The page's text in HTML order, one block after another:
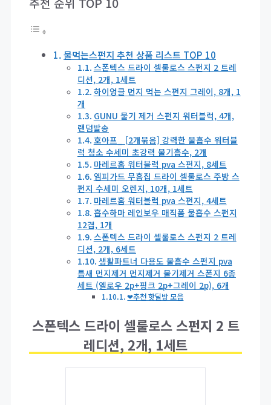
물먹는스펀지 추천 상품 리스트 TOP 10
스폰텍스 드라이 셀룰로스 스펀지 2 트레
디션, 2개, 1세트
하이엉클 먼지 먹는 스펀지 그레이, 8개, 1
개
GUNU 물기 제거 스펀지 워터블럭, 4개,
랜덤발송
호아프_ [2개묶음] 강력한 물흡수 워터블
럭 청소 수세미 초강력 물기흡수, 2개
마레르홈 워터블럭 pva 스펀지, 8세트
엠피가드 무흠집 드라이 셀룰로스 주방 스
펀지 수세미 오렌지, 10개, 1세트
마레르홈 워터블럭 pva 스펀지, 4세트
흡수하마 레인보우 매직폼 물흡수 스펀지
12겹, 1개
스폰텍스 드라이 셀룰로스 스펀지 2 트레
디션, 2개, 6세트
생활파트너 다용도 물흡수 스펀지 pva
틈새 먼지제거 먼지제거 물기제거 스폰지 6종
세트 (옐로우 2p+핑크 2p+그레이 2p), 6개
❤추천 핫딜방 모음
스폰텍스 드라이 셀룰로스 스펀지 2 트
레디션, 2개, 1세트